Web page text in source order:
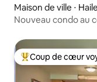
Maison de ville ⋅
Nouveau condo au
Coups de cœur
Coup de cœur